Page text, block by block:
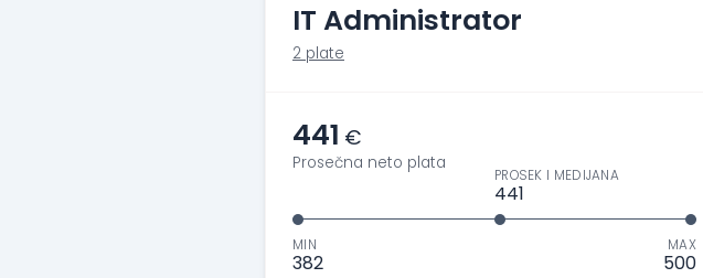
IT Administrator
2 plate
441 €
Prosečna neto plata
MIN
382
PROSEK I MEDIJANA
441
MAX
500